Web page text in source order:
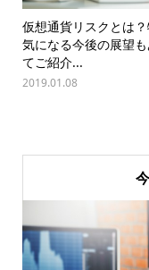
仮想通貨リスクとは
気になる今後の展望
てご紹介...
2019.01.08